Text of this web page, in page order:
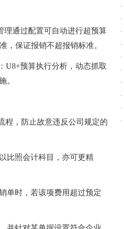
通过配置可自动进行超预算
，保证报销不超报销标准。
预算执行分析，动态抓取
。
，防止故意违反公司规定的
比照会计科目，亦可更精
时，若该项费用超过预定
·
·
·
·
·
·
·
·
·
·